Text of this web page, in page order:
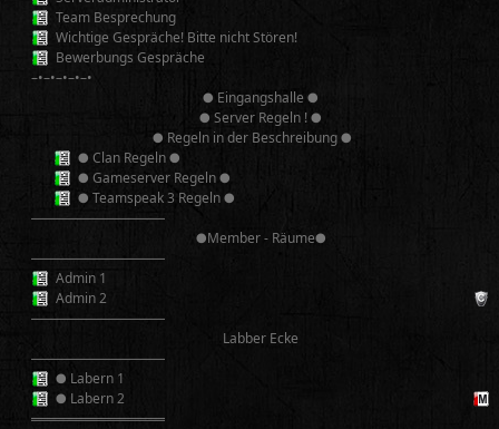
Team Besprechung
Wichtige Gespräche! Bitte nicht Stören!
Bewerbungs Gespräche
–•–•–•–•–•
● Eingangshalle ●
● Server Regeln ! ●
● Regeln in der Beschreibung ●
● Clan Regeln ●
● Gameserver Regeln ●
● Teamspeak 3 Regeln ●
──────────
●Member - Räume●
──────────
Admin 1
Admin 2
──────────
Labber Ecke
──────────
● Labern 1
● Labern 2
══════════